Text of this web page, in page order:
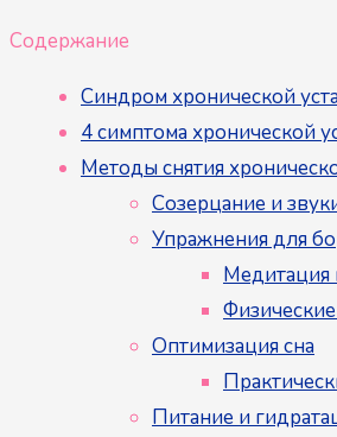
Содержание
Синдром хронической
4 симптома хронической
Методы снятия
Созерцание и
Упражнения для
Медитация
Оптимизация сна
Питание и